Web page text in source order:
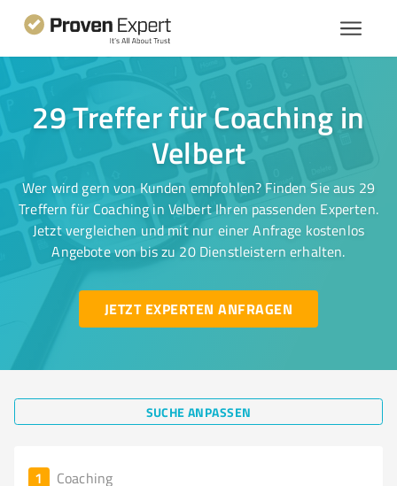
29 Treffer für Coaching in
Velbert
Wer wird gern von Kunden empfohlen? Finden Sie aus 29
Treffern für Coaching in Velbert Ihren passenden Experten.
Jetzt vergleichen und mit nur einer Anfrage kostenlos
Angebote von bis zu 20 Dienstleistern erhalten.
JETZT EXPERTEN ANFRAGEN
SUCHE ANPASSEN
1 Coaching